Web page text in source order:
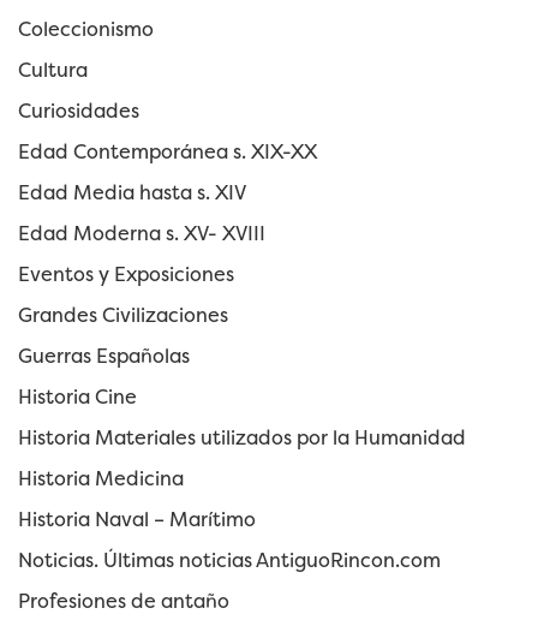
Coleccionismo
Cultura
Curiosidades
Edad Contemporánea s. XIX-XX
Edad Media hasta s. XIV
Edad Moderna s. XV- XVIII
Eventos y Exposiciones
Grandes Civilizaciones
Guerras Españolas
Historia Cine
Historia Materiales utilizados por la Humanidad
Historia Medicina
Historia Naval – Marítimo
Noticias. Últimas noticias AntiguoRincon.com
Profesiones de antaño